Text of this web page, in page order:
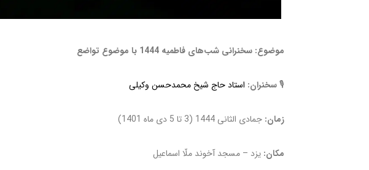
موضوع: سخنرانی شب‌های فاطمیه 1444 با موضوع تواضع
🎙سخنران: استاد حاج شیخ محمدحسن وکیلی
زمان: جمادی الثانی 1444 (3 تا 5 دی ماه 1401)
مکان: یزد – مسجد آخوند ملّا اسماعیل